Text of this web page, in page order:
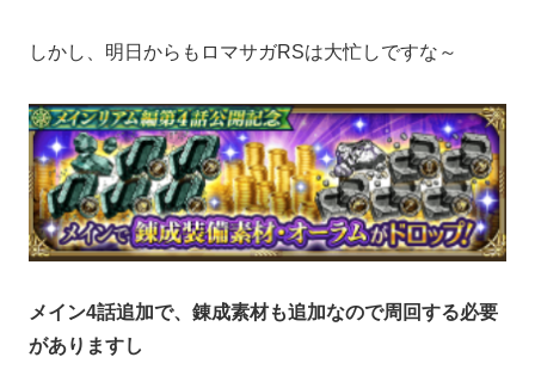
しかし、明日からもロマサガRSは大忙しですな～
メイン4話追加で、錬成素材も追加なので周回する必要
がありますし